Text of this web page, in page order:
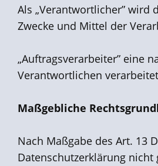
Als „Verantwortlicher”
Zwecke und Mittel der
„Auftragsverarbeiter” eine
Verantwortlichen
Maßgebliche
Nach Maßgabe des Art. 13
Datenschutzerklärung nicht